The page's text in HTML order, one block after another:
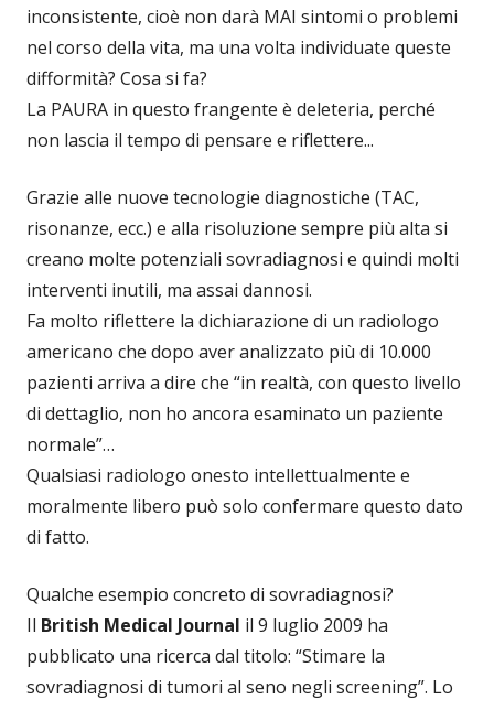
inconsistente, cioè non darà MAI sintomi o problemi
nel corso della vita, ma una volta individuate queste
difformità? Cosa si fa?
La PAURA in questo frangente è deleteria, perché
non lascia il tempo di pensare e riflettere...
Grazie alle nuove tecnologie diagnostiche (TAC,
risonanze, ecc.) e alla risoluzione sempre più alta si
creano molte potenziali sovradiagnosi e quindi molti
interventi inutili, ma assai dannosi.
Fa molto riflettere la dichiarazione di un radiologo
americano che dopo aver analizzato più di 10.000
pazienti arriva a dire che “in realtà, con questo livello
di dettaglio, non ho ancora esaminato un paziente
normale”…
Qualsiasi radiologo onesto intellettualmente e
moralmente libero può solo confermare questo dato
di fatto.
Qualche esempio concreto di sovradiagnosi?
Il British Medical Journal il 9 luglio 2009 ha
pubblicato una ricerca dal titolo: “Stimare la
sovradiagnosi di tumori al seno negli screening”. Lo